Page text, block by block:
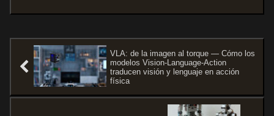
VLA: de la imagen al torque — Cómo los
modelos Vision-Language-Action
traducen visión y lenguaje en acción
física